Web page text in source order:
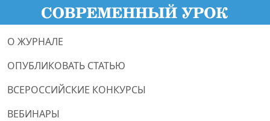
О ЖУРНАЛЕ
ОПУБЛИКОВАТЬ СТАТЬЮ
ВСЕРОССИЙСКИЕ КОНКУРСЫ
ВЕБИНАРЫ